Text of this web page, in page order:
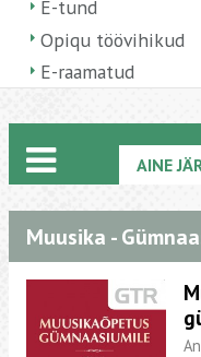
E-tund
Opiqu töövihikud
E-raamatud
AINE
Muusika -